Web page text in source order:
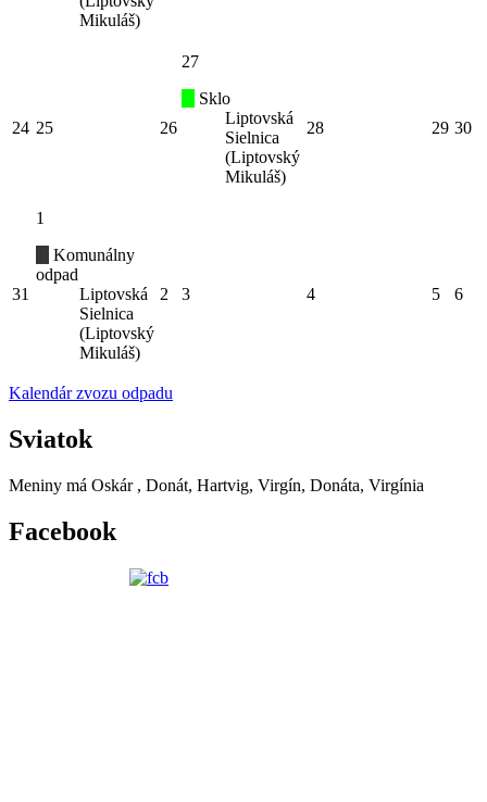
Mikuláš)
24 25 26
27
Sklo
Liptovská
Sielnica
(Liptovský
Mikuláš)
28 29 30
31
1
Komunálny
odpad
Liptovská
Sielnica
(Liptovský
Mikuláš)
2 3 4 5 6
Kalendár zvozu odpadu
Sviatok
Meniny má Oskár , Donát, Hartvig, Virgín, Donáta, Virgínia
Facebook